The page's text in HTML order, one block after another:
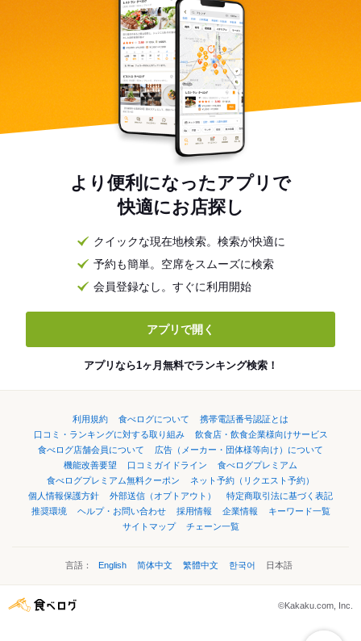
より便利になったアプリで
快適にお店探し
クイックな現在地検索。検索が快適に
予約も簡単。空席をスムーズに検索
会員登録なし。すぐに利用開始
アプリで開く
アプリなら1ヶ月無料でランキング検索！
利用規約 食べログについて
携帯電話番号認証とは
口コミ・ランキングに対する取り組み
飲食店・飲食企業様向けサービス
食べログ店舗会員について
広告（メーカー・団体様等向け）について
機能改善要望
口コミガイドライン
食べログプレミアム
食べログプレミアム無料クーポン
ネット予約（リクエスト予約）
個人情報保護方針
外部送信（オプトアウト）
特定商取引法に基づく表記
推奨環境
ヘルプ・お問い合わせ 採用情報 企業情報
キーワード一覧
サイトマップ
チェーン一覧
言語： English 简体中文 繁體中文 한국어 日本語
©Kakaku.com, Inc.